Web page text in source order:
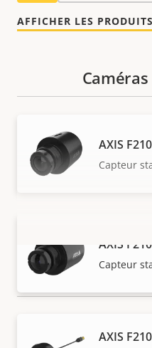
AFFICHER LES
VOIR
AXIS
Capteur
AXIS
Capteur
AXIS